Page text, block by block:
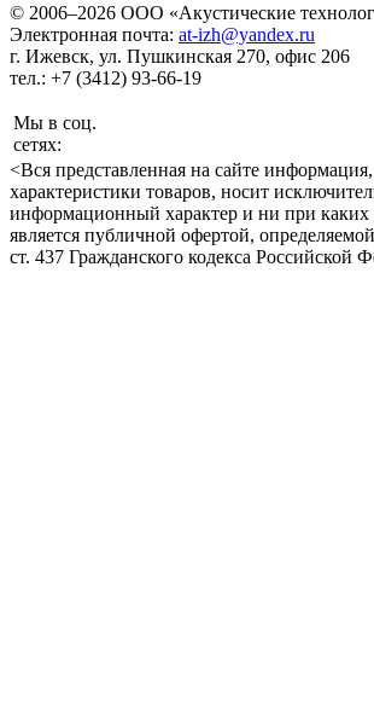
© 2006–2026 ООО «Акустические
Электронная почта: at-izh@yandex.ru
г. Ижевск, ул. Пушкинская 270, офис 206
тел.: +7 (3412) 93-66-19
Мы в соц.
сетях:
<Вся представленная на сайте
характеристики товаров, носит
информационный характер и ни при каких
является публичной офертой,
ст. 437 Гражданского кодекса Российской